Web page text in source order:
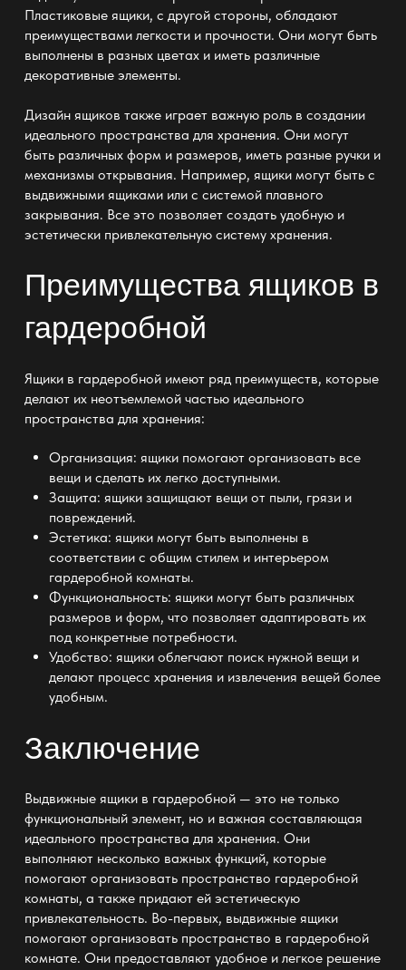
Пластиковые ящики, с другой стороны, обладают
преимуществами легкости и прочности. Они могут быть
выполнены в разных цветах и иметь различные
декоративные элементы.
Дизайн ящиков также играет важную роль в создании
идеального пространства для хранения. Они могут
быть различных форм и размеров, иметь разные ручки и
механизмы открывания. Например, ящики могут быть с
выдвижными ящиками или с системой плавного
закрывания. Все это позволяет создать удобную и
эстетически привлекательную систему хранения.
Преимущества ящиков в
гардеробной
Ящики в гардеробной имеют ряд преимуществ, которые
делают их неотъемлемой частью идеального
пространства для хранения:
Организация: ящики помогают организовать все
вещи и сделать их легко доступными.
Защита: ящики защищают вещи от пыли, грязи и
повреждений.
Эстетика: ящики могут быть выполнены в
соответствии с общим стилем и интерьером
гардеробной комнаты.
Функциональность: ящики могут быть различных
размеров и форм, что позволяет адаптировать их
под конкретные потребности.
Удобство: ящики облегчают поиск нужной вещи и
делают процесс хранения и извлечения вещей более
удобным.
Заключение
Выдвижные ящики в гардеробной— это не только
функциональный элемент, но и важная составляющая
идеального пространства для хранения. Они
выполняют несколько важных функций, которые
помогают организовать пространство гардеробной
комнаты, а также придают ей эстетическую
привлекательность. Во-первых, выдвижные ящики
помогают организовать пространство в гардеробной
комнате. Они предоставляют удобное и легкое решение